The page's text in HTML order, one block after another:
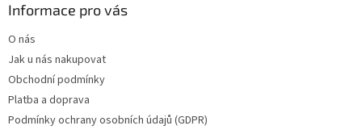
Informace pro vás
O nás
Jak u nás nakupovat
Obchodní podmínky
Platba a doprava
Podmínky ochrany osobních údajů (GDPR)